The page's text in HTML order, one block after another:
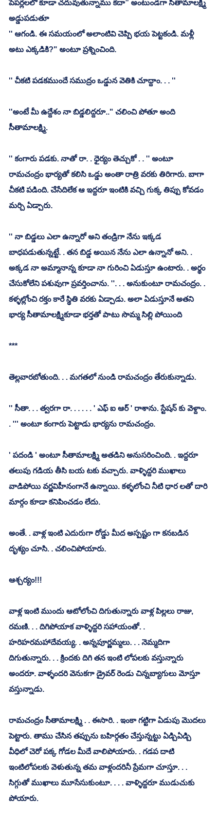
పేపర్లలలో కూడా చదువుతున్నాము కదా” అంటుండగా సీతామాలక్ష్మి
అడ్డుపడుతూ
'' ఆగండి. ఈ సమయంలో అలాంటివి చెప్పి భయ పెట్టకండి. మళ్లీ
అటు ఎక్కడికి?" అంటూ ప్రశ్నించింది.
'' చీకటి పడకముందే సముద్రం ఒడ్డున వెతికి చూద్దాం. . . ''
''అంటే మీ ఉద్దేశం నా బిడ్డలిద్దరూ.." చలించి పోతూ అంది
సీతామాలక్ష్మి.
'' కంగారు పడకు. నాతో రా. . ధైర్యం తెచ్చుకో . . '' అంటూ
రామచంద్రం భార్యతో కలిసి ఒడ్డు అంతా రాత్రి వరకు తిరిగారు. బాగా
చీకటి పడింది. చేసేదిలేక ఆ ఇద్దరూ ఇంటికి వచ్చి గుక్క తిప్పు కోవడం
మర్చి ఏడ్చారు.
'' నా బిడ్డలు ఎలా ఉన్నారో అని తండ్రిగా నేను ఇక్కడ
బాధపడుతున్నట్టే. . తన బిడ్డ అయిన నేను ఎలా ఉన్నానో అని. .
అక్కడ నా అమ్మానాన్న కూడా నా గురించి ఏడుస్తూ ఉంటారు. . అర్థం
చేసుకోలేని పశువుగా ప్రవర్తించాను. ''. . . అనుకుంటూ రామచంద్రం. .
కళ్ళల్లోంచి రక్తం కారే స్థితి వరకు ఏడ్చాడు. అలా ఏడుస్తూనే అతని
భార్య సీతామాలక్ష్మికూడా భర్తతో పాటు సొమ్మ సిల్లి పోయింది
***
తెల్లవారబోతుంది. . . మగతలో నుండి రామచంద్రం తేరుకున్నాడు.
'' సీతా. . . త్వరగా రా. . . . . . ' ఎఫ్ ఐ ఆర్ ' రాశాను. స్టేషన్ కు వెళ్దాం.
. ''' అంటూ కంగారు పెట్టాడు భార్యను రామచంద్రం.
' పదండి ' అంటూ సీతామాలక్ష్మి అతడిని అనుసరించింది. . ఇద్దరూ
తలుపు గడియ తీసి బయ టకు వచ్చారు. వాళ్ళిద్దరి ముఖాలు
వాడిపోయి వర్ణవిహీనంగానే ఉన్నాయి. కళ్ళలోంచి నీటి ధార లతో దారి
మార్గం కూడా కనిపించడం లేదు.
అంతే. . వాళ్ల ఇంటి ఎదురుగా రోడ్డు మీద అస్పష్టం గా కనబడిన
దృశ్యం చూసి. . చలించిపోయారు.
ఆశ్చర్యం!!!
వాళ్ల ఇంటి ముందు ఆటోలోంచి దిగుతున్నారు వాళ్ల పిల్లలు రాజు,
రమణి. . . దిగిపోయాక వాళ్ళిద్దరి సహాయంతో. .
హరిహరమహాదేవయ్య. . అన్నపూర్ణమ్మలు. . . నెమ్మదిగా
దిగుతున్నారు. . . క్రిందకు దిగి తన ఇంటి లోపలకు వస్తున్నారు
అందరూ. వాళ్ళందరి వెనుకగా డ్రైవర్ రెండు చిన్నబ్యాగులు మోస్తూ
వస్తున్నాడు.
రామచంద్రం సీతామాలక్ష్మి . . ఈసారి. . ఇంకా గట్టిగా ఏడుపు మొదలు
పెట్టారు. తాము చేసిన తప్పును బహిర్గతం చేస్తున్నట్టు ఏడ్చిఏడ్చి
వీధిలో చెరో పక్క గోడల మీదే వాలిపోయారు. . గడప దాటి
ఇంటిలోపలకు వెళుతున్న తమ వాళ్లందరినీ ప్రేమగా చూస్తూ. . .
సిగ్గుతో ముఖాలు మూసేసుకుంటూ. . . . వాళ్ళిద్దరూ ముడుచుకు
పోయారు.